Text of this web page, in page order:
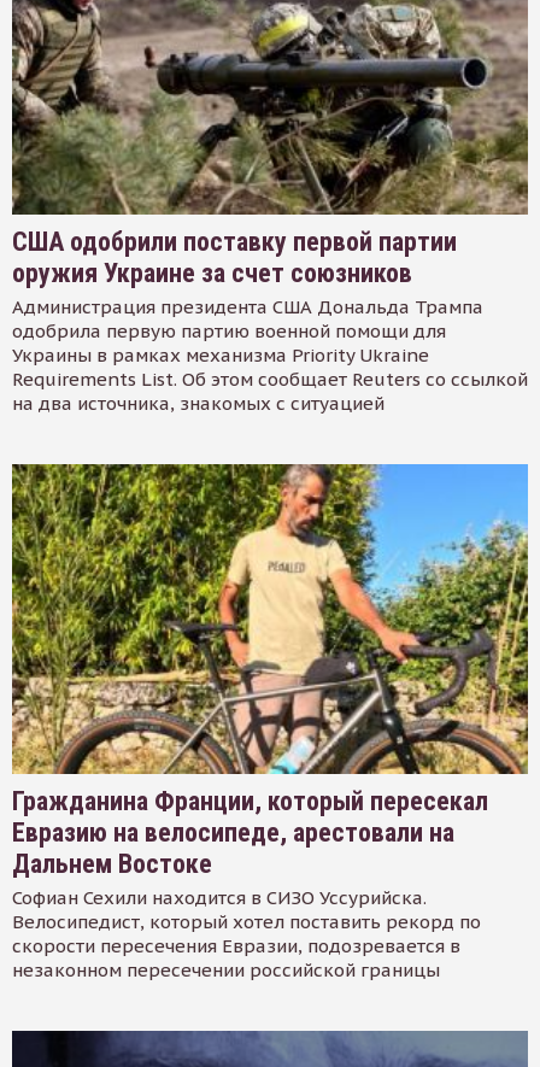
США одобрили поставку первой партии
оружия Украине за счет союзников
Администрация президента США Дональда Трампа
одобрила первую партию военной помощи для
Украины в рамках механизма Priority Ukraine
Requirements List. Об этом сообщает Reuters со ссылкой
на два источника, знакомых с ситуацией
Гражданина Франции, который пересекал
Евразию на велосипеде, арестовали на
Дальнем Востоке
Софиан Сехили находится в СИЗО Уссурийска.
Велосипедист, который хотел поставить рекорд по
скорости пересечения Евразии, подозревается в
незаконном пересечении российской границы